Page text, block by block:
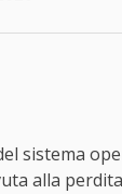
sistema
alla